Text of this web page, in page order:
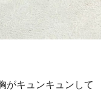
がキュンキュンして